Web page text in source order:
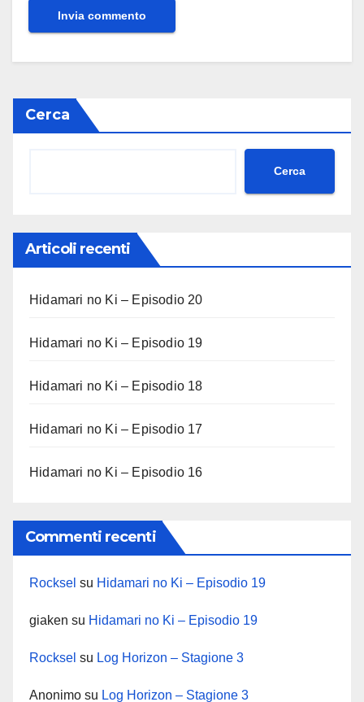
Cerca
Cerca
Articoli recenti
Hidamari no Ki – Episodio 20
Hidamari no Ki – Episodio 19
Hidamari no Ki – Episodio 18
Hidamari no Ki – Episodio 17
Hidamari no Ki – Episodio 16
Commenti recenti
Rocksel su Hidamari no Ki – Episodio 19
giaken su Hidamari no Ki – Episodio 19
Rocksel su Log Horizon – Stagione 3
Anonimo su Log Horizon – Stagione 3